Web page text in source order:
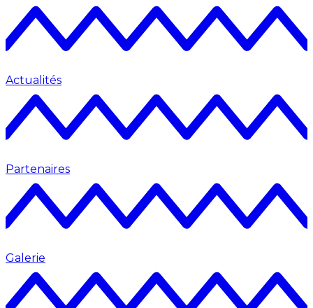
Actualités
Partenaires
Galerie